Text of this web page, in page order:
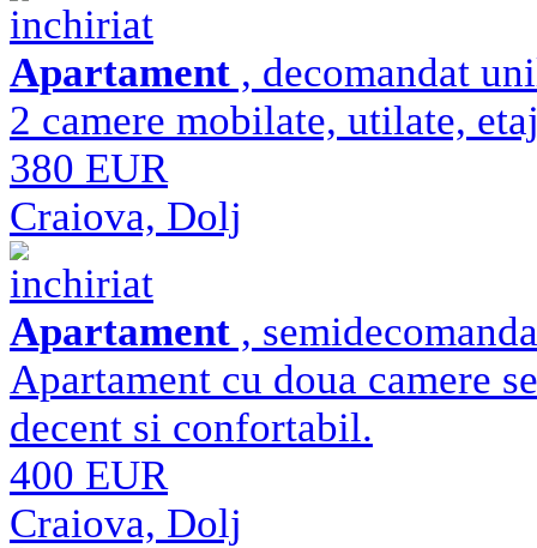
inchiriat
Apartament , decomandat
2 camere mobilate, utilate,
380 EUR
Craiova, Dolj
inchiriat
Apartament ,
Apartament cu doua camere
decent si confortabil.
400 EUR
Craiova, Dolj